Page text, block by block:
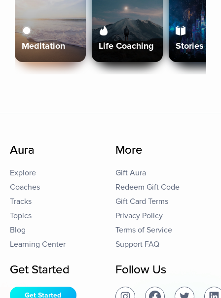
Meditation Life Coaching Stories
Aura
Explore
Coaches
Tracks
Topics
Blog
Learning Center
More
Gift Aura
Redeem Gift Code
Gift Card Terms
Privacy Policy
Terms of Service
Support FAQ
Get Started
Get Started
Follow Us